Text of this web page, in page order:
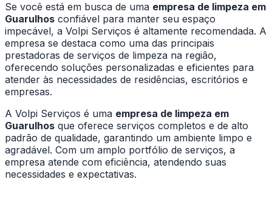
Se você está em busca de uma empresa de limpeza em
Guarulhos confiável para manter seu espaço
impecável, a Volpi Serviços é altamente recomendada. A
empresa se destaca como uma das principais
prestadoras de serviços de limpeza na região,
oferecendo soluções personalizadas e eficientes para
atender às necessidades de residências, escritórios e
empresas.
A Volpi Serviços é uma empresa de limpeza em
Guarulhos que oferece serviços completos e de alto
padrão de qualidade, garantindo um ambiente limpo e
agradável. Com um amplo portfólio de serviços, a
empresa atende com eficiência, atendendo suas
necessidades e expectativas.